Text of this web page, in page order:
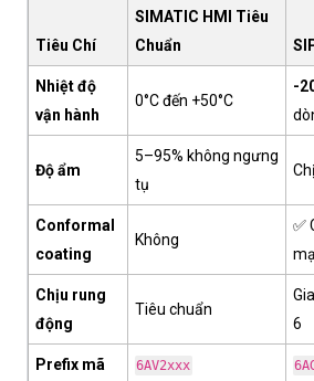
Tiêu Chí
SIMATIC HMI Tiêu
Chuẩn
Nhiệt độ
vận hành
0°C đến +50°C
-
Độ ẩm
5–95% không ngưng
tụ
Conformal
coating
Không
✅
Chịu rung
động
Tiêu chuẩn
6
Prefix mã 6AV2xxx